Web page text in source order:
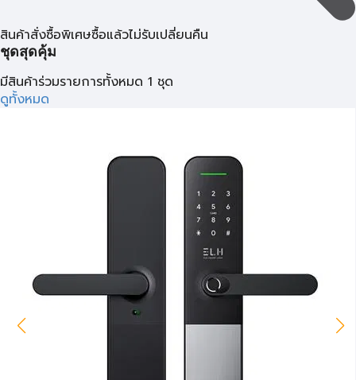
สินค้าสั่งซื้อพิเศษซื้อแล้วไม่รับเปลี่ยนคืน
ชุดสุดคุ้ม
มีสินค้าร่วมรายการทั้งหมด 1 ชุด
ดูทั้งหมด